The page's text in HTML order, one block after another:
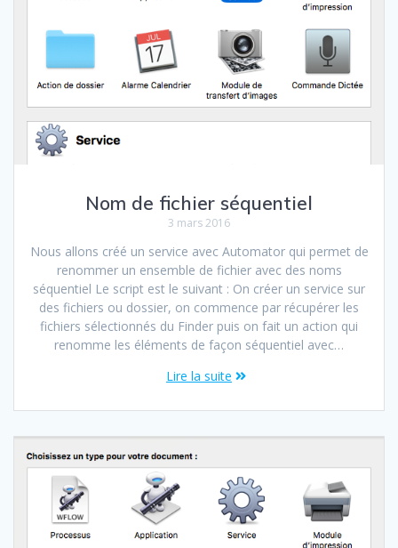
Nom de fichier séquentiel
3 mars 2016
Nous allons créé un service avec Automator qui permet de
renommer un ensemble de fichier avec des noms
séquentiel Le script est le suivant : On créer un service sur
des fichiers ou dossier, on commence par récupérer les
fichiers sélectionnés du Finder puis on fait un action qui
renomme les éléments de façon séquentiel avec…
Lire la suite